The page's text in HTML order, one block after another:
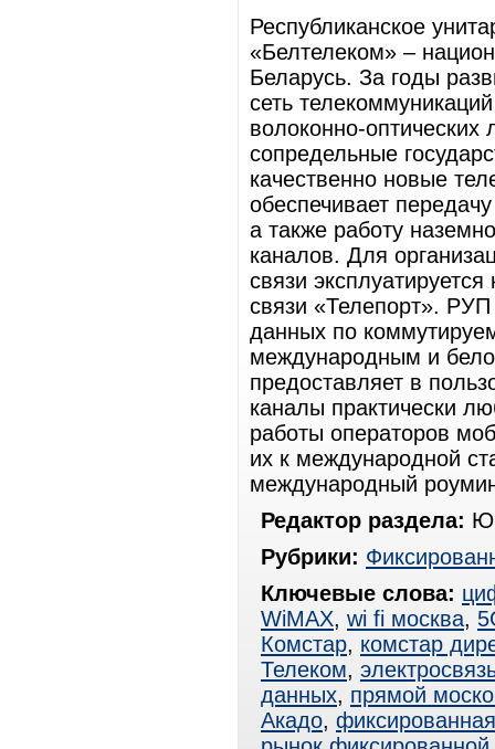
Республиканское
«Белтелеком» –
Беларусь. За годы
сеть
волоконно-
сопредельные
качественно новые
обеспечивает
а также работу
каналов. Для
связи
связи «Телепорт».
данных по
международным и
предоставляет в
каналы практически
работы операторов
их к международной
международный
Редактор раздела:
Рубрики:
Ключевые слова:
WiMAX, wi fi москва,
Комстар, комстар
Телеком,
данных, прямой
Акадо,